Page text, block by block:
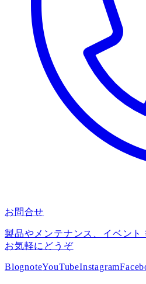
お問合せ
製品やメンテナンス、イベント
お気軽にどうぞ
BlognoteYouTubeInstagram